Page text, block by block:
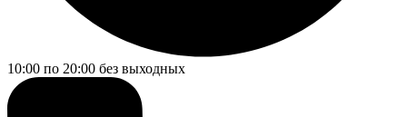
10:00 по 20:00 без выходных